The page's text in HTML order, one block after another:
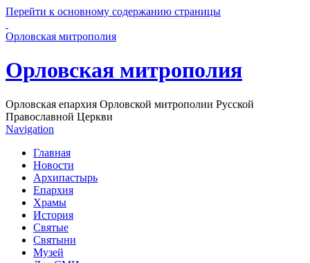
Перейти к основному содержанию страницы
Орловская митрополия
Орловская митрополия
Орловская епархия Орловской митрополии Русской
Православной Церкви
Navigation
Главная
Новости
Архипастырь
Епархия
Храмы
История
Святые
Святыни
Музей